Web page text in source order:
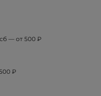
сб — от 500 ₽
₽